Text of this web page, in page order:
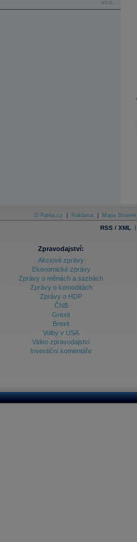
více...
O Patria.cz Reklama Mapa Stránek
RSS / XML |
Zpravodajství:
Akciové zprávy
Ekonomické zprávy
Zprávy o měnách a sazbách
Zprávy o komoditách
Zprávy o HDP
ČNB
Grexit
Brexit
Volby v USA
Video zpravodajství
Investiční komentáře